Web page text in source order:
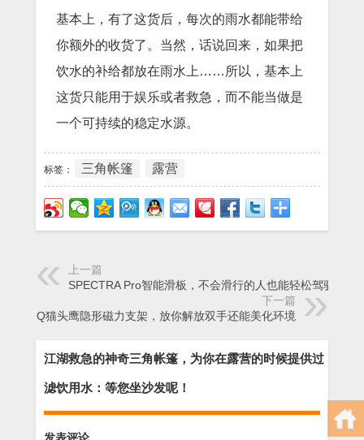
基本上，有了这货后，每次的雨水都能带给
你额外的收货了。当然，话说回来，如果把
饮水的补给都放在雨水上……所以，基本上
这货只能用于娱乐或者救急，而不能当做是
一个可持续的稳定水源。
标签： 三角帐篷 露营
上一篇
SPECTRA Pro智能滑板，不会滑行的人也能轻松驾驭
下一篇
超Q猫头鹰隐形磁力支架，放你解放双手还能美化环境
江湖救急的神奇三角帐篷，为你在露营的时候提供过
滤饮用水：等您坐沙发呢！
发表评论